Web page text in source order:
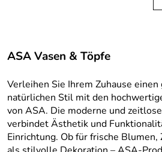
ASA Vasen & Töpfe
Verleihen Sie Ihrem Zuhause einen
natürlichen Stil mit den
von ASA. Die moderne und
verbindet Ästhetik und
Einrichtung. Ob für frische